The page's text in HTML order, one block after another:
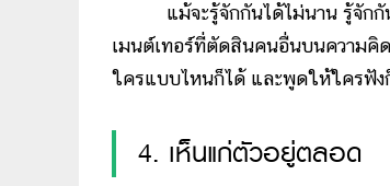
แม้จะรู้จักกันได้ไม่นาน รู้จักกันไ
เมนต์เทอร์ที่ตัดสินคนอื่นบนความคิด
ใครแบบไหนก็ได้ และพูดให้ใครฟัง
4. เห็นแก่ตัวอยู่ตลอด